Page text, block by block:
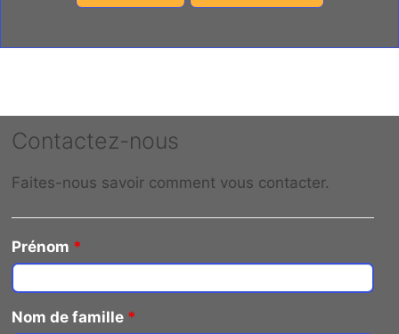
Contactez-nous
Faites-nous savoir comment vous contacter.
Prénom *
Nom de famille *